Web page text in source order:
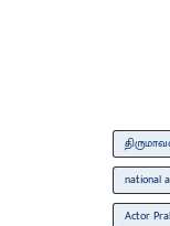
national
Actor